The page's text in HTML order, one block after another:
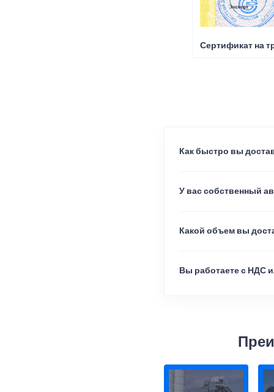
Сертификат на
Как быстро вы
У вас собственный
Какой объем вы
Вы работаете с НДС